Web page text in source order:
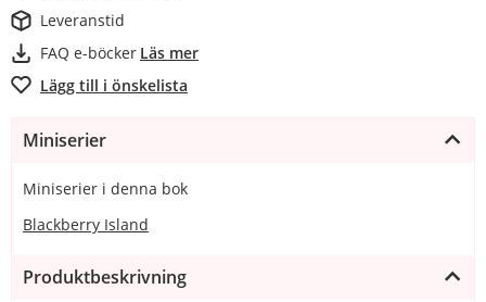
Leveranstid
FAQ e-böcker Läs mer
Lägg till i önskelista
Miniserier
Miniserier i denna bok
Blackberry Island
Produktbeskrivning